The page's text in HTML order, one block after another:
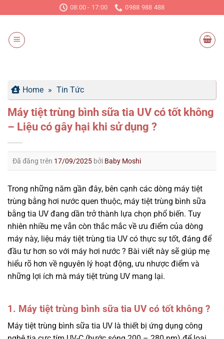
đến
dung
08:00 - 17:00 0988 988 488
Home » Tin Tức
Máy tiệt trùng bình sữa tia UV có tốt không
– Liệu có gây hại khi sử dụng ?
Đã đăng trên 17/09/2025 bởi Baby Moshi
Trong những năm gần đây, bên cạnh các dòng máy tiệt
trùng bằng hơi nước quen thuộc, máy tiệt trùng bình sữa
bằng tia UV đang dần trở thành lựa chọn phổ biến. Tuy
nhiên nhiều mẹ vẫn còn thắc mắc về ưu điểm của dòng
máy này, liệu máy tiệt trùng tia UV có thực sự tốt, đáng để
đầu tư hơn so với máy hơi nước ? Bài viết này sẽ giúp mẹ
hiểu rõ hơn về nguyên lý hoạt động, ưu nhược điểm và
những lợi ích mà máy tiệt trùng UV mang lại.
1. Máy tiệt trùng bình sữa tia UV có tốt không ?
Máy tiệt trùng bình sữa tia UV là thiết bị ứng dụng công